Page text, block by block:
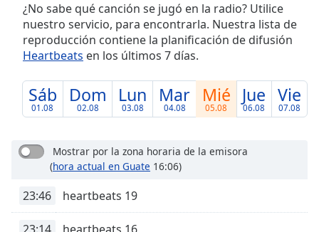
Backward
Skip
Forward
Mute
Time0:00
Duration-:-
0.00%
Stream
Seek to
currently
behind
¿No sabe qué canción se jugó en la radio? Utilice
nuestro servicio, para encontrarla. Nuestra lista de
reproducción contiene la planificación de difusión
Heartbeats en los últimos 7 días.
Sáb
01.08
Dom
02.08
Lun
03.08
Mar
04.08
Mié
05.08
Jue
06.08
Vie
07.08
Mostrar por la zona horaria de la emisora
(hora actual en Guate 16:06)
23:46 heartbeats 19